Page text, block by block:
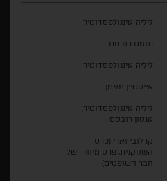
ליליה אינגולפסדוטיר
תומס רובסם
ליליה אינגולפסדוטיר
אייסטיין מאמן
ליליה אינגולפסדוטיר,
אנטון רובסם
קרלובי וארי (פרס
השחקנית, פרס מיוחד של
חבר השופטים)